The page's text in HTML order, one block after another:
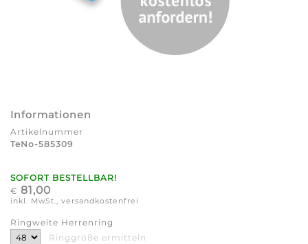
Informationen
Artikelnummer
TeNo-585309
SOFORT BESTELLBAR!
€ 81,00
inkl. MwSt., versandkostenfrei
Ringweite Herrenring
Ringgröße ermitteln